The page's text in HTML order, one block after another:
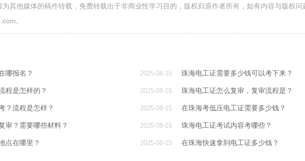
为其他媒体的稿件转载，免费转载出于非商业性学习目的，版权归原作者所有，如有内容与版权问
。
哪报名？ 2025-08-15 珠海电工证需要多少钱可以考下来？
程是怎样的？ 2025-08-15 珠海电工证怎么复审，复审流程是？
？流程是怎样？ 2025-08-15 在珠海考低压电工证需要多少钱？
审？需要哪些材料？ 2025-08-15 珠海电工证考试内容考哪些？
点在哪里？ 2025-08-15 在珠海快速拿到电工证多少钱？